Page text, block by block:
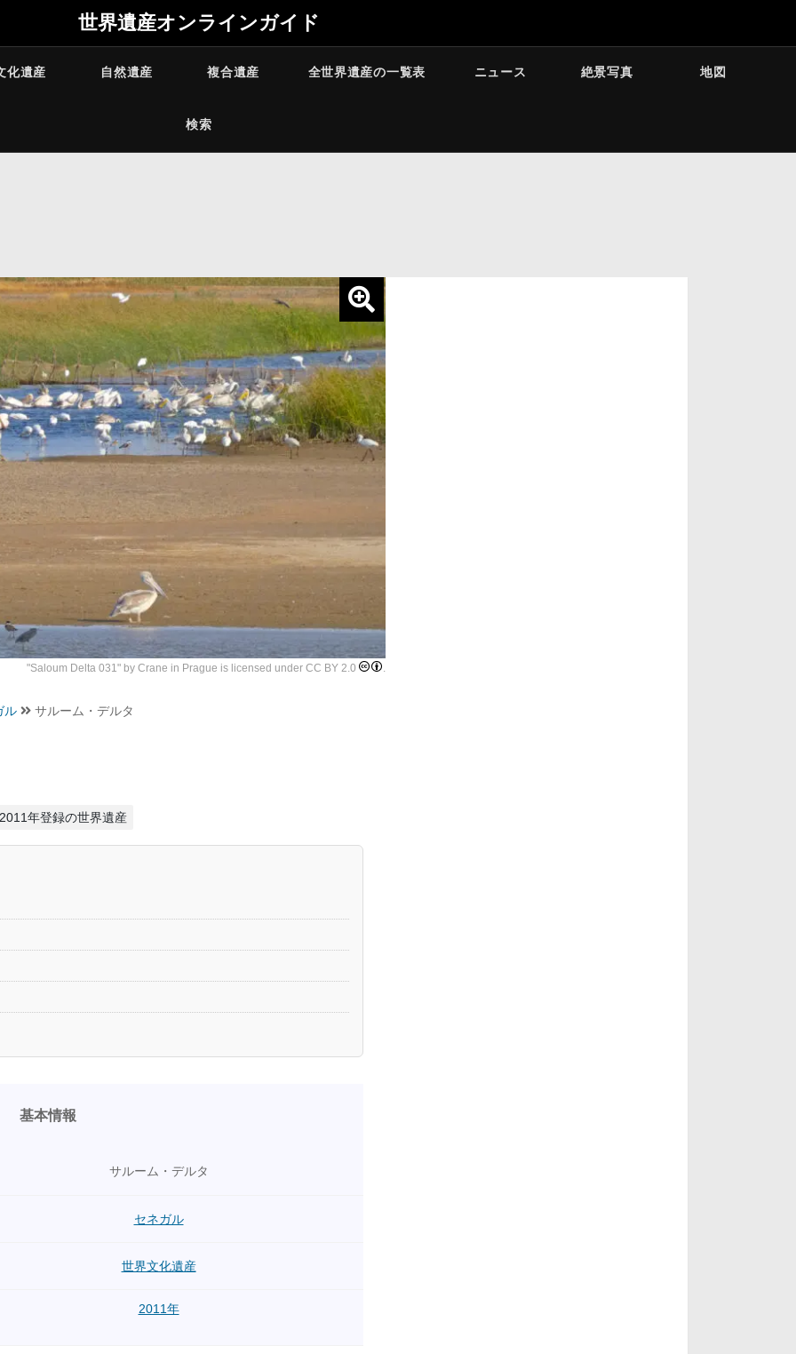
世界遺産オンラインガイド
化遺産 自然遺産 複合遺産 全世界遺産の一覧表 ニュース 絶景写真 地図
検索
"Saloum Delta 031 " by Crane in Prague is licensed under CC BY 2.0
ル サルーム・デルタ
年登録の世界遺産
基本情報
サルーム・デルタ
セネガル
世界文化遺産
2011年